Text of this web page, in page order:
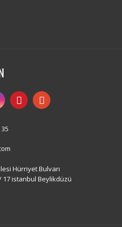
Hürriyet Bulvarı
17 istanbul Beylikdüzü